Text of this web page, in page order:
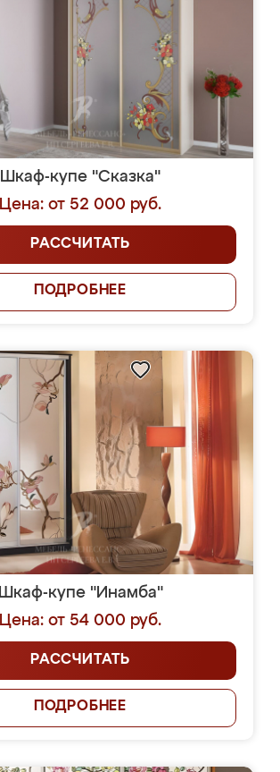
Шкаф-купе "Сказка"
Цена: от 52 000 руб.
РАССЧИТАТЬ
ПОДРОБНЕЕ
Шкаф-купе "Инамба"
Цена: от 54 000 руб.
РАССЧИТАТЬ
ПОДРОБНЕЕ